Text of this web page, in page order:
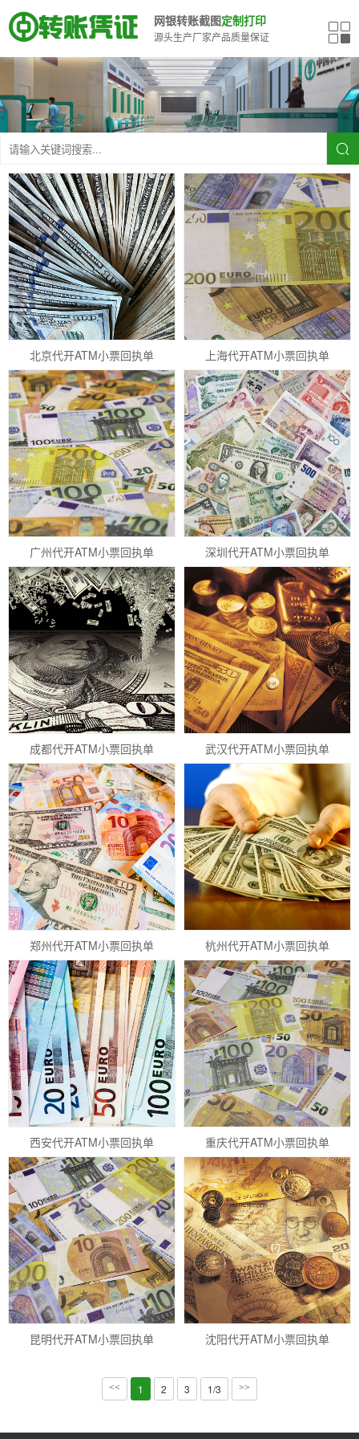
网银转账截图定制打印
源头生产厂家产品质量保证
北京代开ATM小票回执单 上海代开ATM小票回执单
广州代开ATM小票回执单 深圳代开ATM小票回执单
成都代开ATM小票回执单 武汉代开ATM小票回执单
郑州代开ATM小票回执单 杭州代开ATM小票回执单
西安代开ATM小票回执单 重庆代开ATM小票回执单
昆明代开ATM小票回执单 沈阳代开ATM小票回执单
<< 1 2 3 1/3 >>